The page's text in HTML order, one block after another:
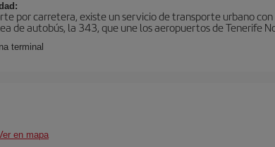
por carretera, existe un servicio de transporte urbano
de autobús, la 343, que une los aeropuertos de Tenerife
terminal
en mapa